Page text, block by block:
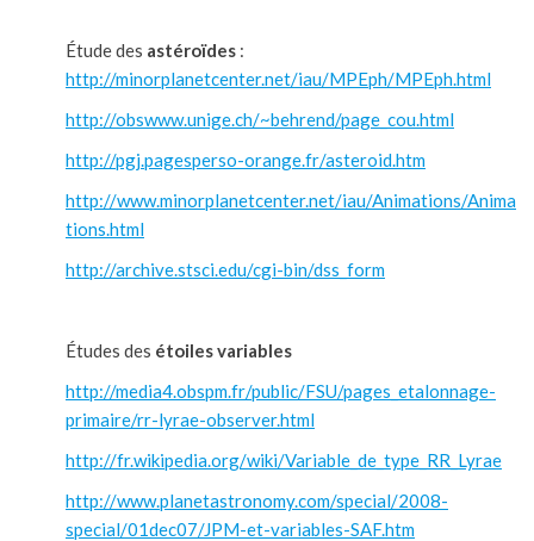
Étude des astéroïdes :
http://minorplanetcenter.net/iau/MPEph/MPEph.html
http://obswww.unige.ch/~behrend/page_cou.html
http://pgj.pagesperso-orange.fr/asteroid.htm
http://www.minorplanetcenter.net/iau/Animations/Anima
tions.html
http://archive.stsci.edu/cgi-bin/dss_form
Études des étoiles variables
http://media4.obspm.fr/public/FSU/pages_etalonnage-
primaire/rr-lyrae-observer.html
http://fr.wikipedia.org/wiki/Variable_de_type_RR_Lyrae
http://www.planetastronomy.com/special/2008-
special/01dec07/JPM-et-variables-SAF.htm